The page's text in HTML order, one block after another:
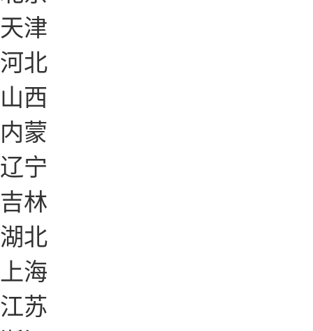
天津
河北
山西
内蒙
辽宁
吉林
湖北
上海
江苏